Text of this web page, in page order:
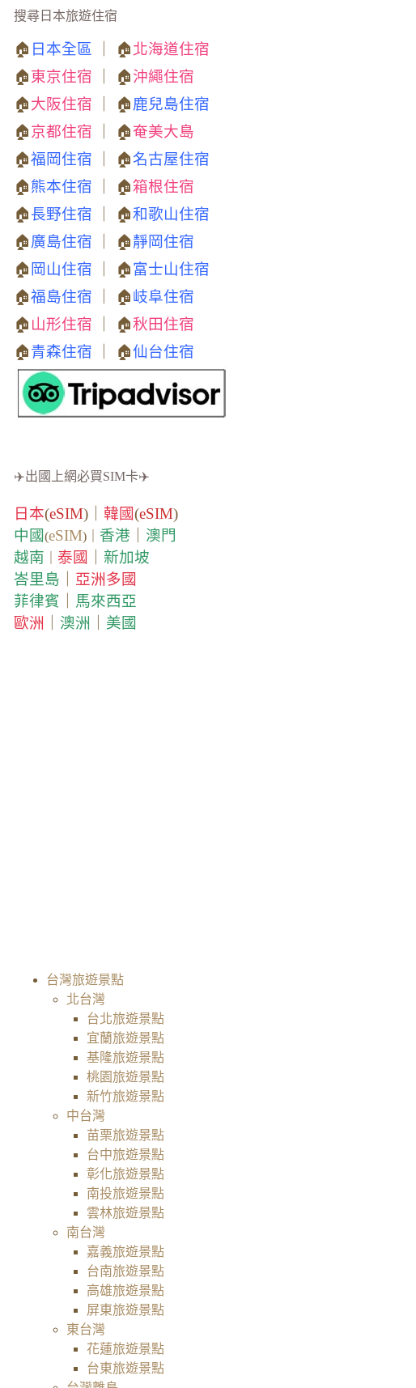
搜尋日本旅遊住宿
🏠 日本全區 ｜ 🏠北海道住宿
🏠東京住宿 ｜ 🏠沖繩住宿
🏠大阪住宿 ｜ 🏠鹿兒島住宿
🏠京都住宿 ｜ 🏠奄美大島
🏠福岡住宿 ｜ 🏠名古屋住宿
🏠熊本住宿 ｜ 🏠箱根住宿
🏠長野住宿 ｜ 🏠和歌山住宿
🏠廣島住宿 ｜ 🏠靜岡住宿
🏠 岡山住宿 ｜ 🏠富士山住宿
🏠福島住宿 ｜ 🏠岐阜住宿
🏠 山形住宿 ｜ 🏠秋田住宿
🏠青森住宿 ｜ 🏠仙台住宿
✈️出國上網必買SIM卡✈️
日本(eSIM)｜ 韓國(eSIM)
中國(eSIM)｜ 香港
澳門
越南
泰國
新加坡
峇里島
亞洲多國
菲律賓
馬來西亞
歐洲
澳洲 美國
台灣旅遊景點
北台灣
台北旅遊景點
宜蘭旅遊景點
基隆旅遊景點
桃園旅遊景點
新竹旅遊景點
中台灣
苗栗旅遊景點
台中旅遊景點
彰化旅遊景點
南投旅遊景點
雲林旅遊景點
南台灣
嘉義旅遊景點
台南旅遊景點
高雄旅遊景點
屏東旅遊景點
東台灣
花蓮旅遊景點
台東旅遊景點